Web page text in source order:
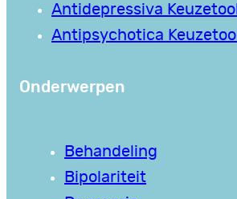
Antidepressiva Keuzetool
Antipsychotica Keuzetool
Onderwerpen
Behandeling
Bipolariteit